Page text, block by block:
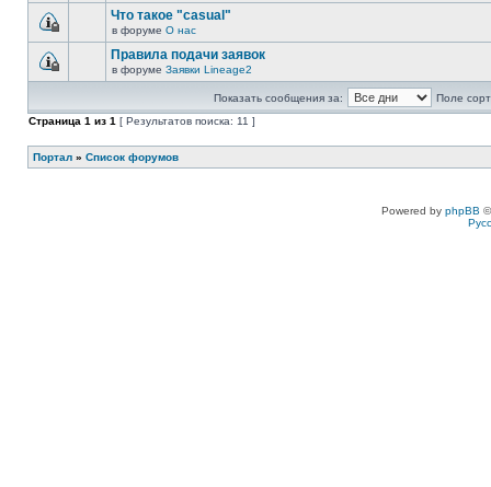
Что такое "casual"
в форуме О нас
Правила подачи заявок
в форуме Заявки Lineage2
Показать сообщения за:
Поле
Страница 1 из 1 [ Результатов поиска: 11 ]
Портал » Список форумов
Powered by phpBB